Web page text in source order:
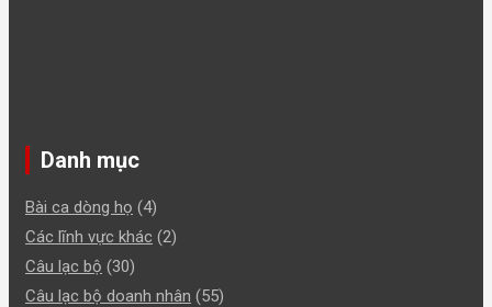
Danh mục
Bài ca dòng họ (4)
Các lĩnh vực khác (2)
Câu lạc bộ (30)
Câu lạc bộ doanh nhân (55)